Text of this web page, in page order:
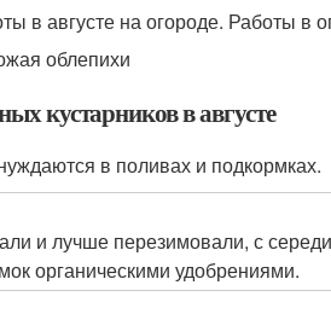
облепихи
кустарников в августе
в поливах и подкормках.
и лучше перезимовали, с
органическими удобрениями.